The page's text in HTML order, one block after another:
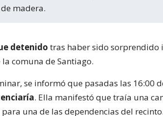
madera.
detenido tras haber sido sorprendido
la comuna de Santiago.
se informó que pasadas las 16:00
. Ella manifestó que traía una
para una de las dependencias del recinto.